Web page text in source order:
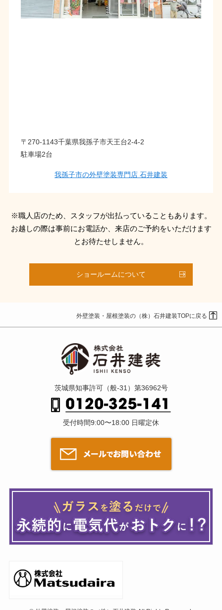
〒270-1143千葉県我孫子市天王台2-4-2
駐車場2台
我孫子市の外壁塗装専門店 石井建装
※職人店のため、スタッフが出払っていることもあります。
お越しの際は事前にお電話か、来店のご予約をいただけます
とお待たせしません。
ショールームについて
外壁塗装・屋根塗装の（株）石井建装TOPに戻る
茨城県知事許可（般-31）第36962号
受付時間9:00〜18:00 日曜定休